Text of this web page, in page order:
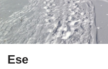
Ese